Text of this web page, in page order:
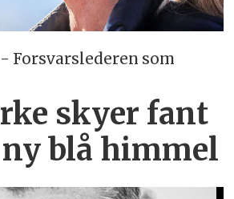
- Forsvarslederen som
skyer fant
blå himmel